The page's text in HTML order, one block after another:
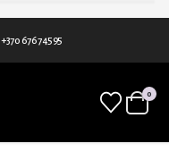
+370 676 74595
0